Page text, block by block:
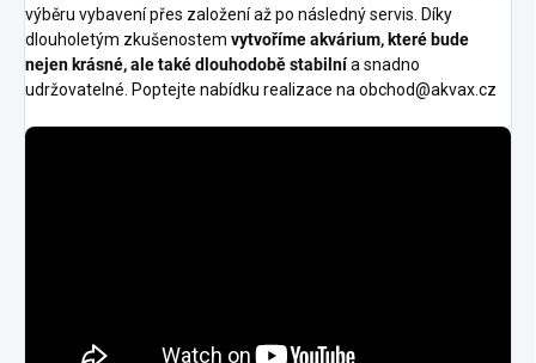
výběru vybavení přes založení až po následný servis. Díky
dlouholetým zkušenostem vytvoříme akvárium, které bude
nejen krásné, ale také dlouhodobě stabilnía snadno
udržovatelné. Poptejte nabídku realizace na obchod@akvax.cz